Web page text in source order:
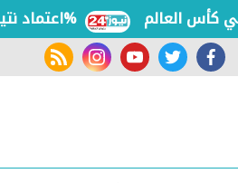
اعتماد نتيجة الدور الثانى للثانوية الأزهرية لمعاهد فلسطين بنسبة نجاح 97.7% العالم
facebook
twitter
youtube
instagram
rss feed